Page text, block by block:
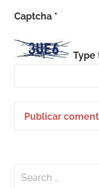
Captcha *
Type
Search